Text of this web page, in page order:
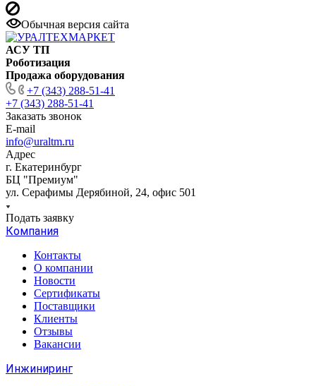
Обычная версия сайта
АСУ ТП
Роботизация
Продажа оборудования
+7 (343) 288-51-41
+7 (343) 288-51-41
Заказать звонок
E-mail
info@uraltm.ru
Адрес
г. Екатеринбург
БЦ "Премиум"
ул. Серафимы Дерябиной, 24, офис 501
Подать заявку
Компания
Контакты
О компании
Новости
Сертификаты
Поставщики
Клиенты
Отзывы
Вакансии
Инжиниринг